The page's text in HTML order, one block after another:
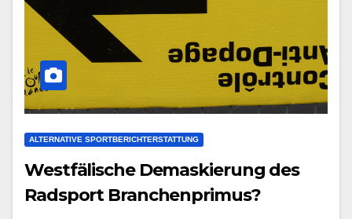
ALTERNATIVE SPORTBERICHTERSTATTUNG
Westfälische Demaskierung des
Radsport Branchenprimus?